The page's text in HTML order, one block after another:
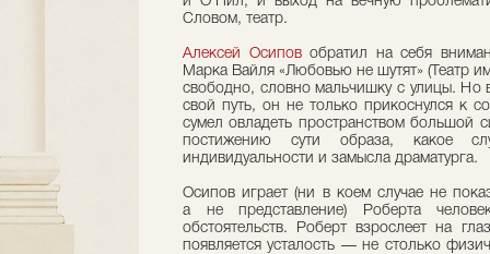
Словом, театр.
Алексей Осиповобратил на себя
Марка Вайля «Любовью не шутят» (Театр
свободно, словно мальчишку с улицы. Но
свой путь, он не только прикоснулся к
сумел овладеть пространством большой
постижению сути образа, какое
индивидуальности и замысла драматурга.
Осипов играет (ни в коем случае не
а не представление) Роберта
обстоятельств. Роберт взрослеет на
появляется усталость — не столько